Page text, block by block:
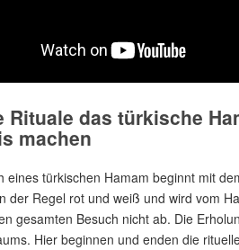
Rituale das türkische
machen
eines türkischen Hamam beginnt mit
der Regel rot und weiß und wird vom
gesamten Besuch nicht ab. Die
Hier beginnen und enden die